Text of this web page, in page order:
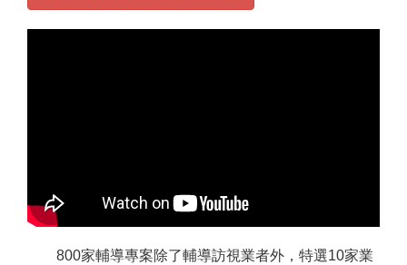
800家輔導專案除了輔導訪視業者外，特選10家業